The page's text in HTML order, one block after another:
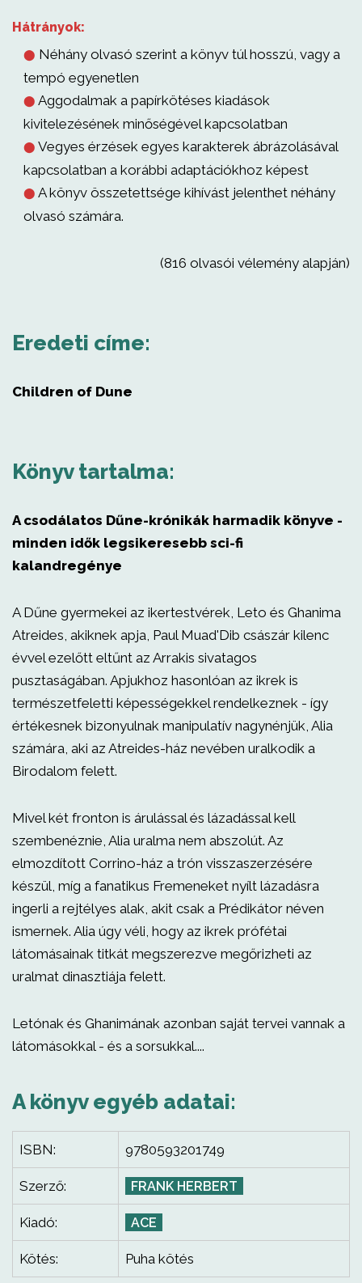
Hátrányok:
⬤ Néhány olvasó szerint a könyv túl hosszú, vagy a
tempó egyenetlen
⬤ Aggodalmak a papírkötéses kiadások
kivitelezésének minőségével kapcsolatban
⬤ Vegyes érzések egyes karakterek ábrázolásával
kapcsolatban a korábbi adaptációkhoz képest
⬤ A könyv összetettsége kihívást jelenthet néhány
olvasó számára.
(816 olvasói vélemény alapján)
Eredeti címe:
Children of Dune
Könyv tartalma:
A csodálatos Dűne-krónikák harmadik könyve -
minden idők legsikeresebb sci-fi
kalandregénye
A Dűne gyermekei az ikertestvérek, Leto és Ghanima
Atreides, akiknek apja, Paul Muad'Dib császár kilenc
évvel ezelőtt eltűnt az Arrakis sivatagos
pusztaságában. Apjukhoz hasonlóan az ikrek is
természetfeletti képességekkel rendelkeznek - így
értékesnek bizonyulnak manipulatív nagynénjük, Alia
számára, aki az Atreides-ház nevében uralkodik a
Birodalom felett.
Mivel két fronton is árulással és lázadással kell
szembenéznie, Alia uralma nem abszolút. Az
elmozdított Corrino-ház a trón visszaszerzésére
készül, míg a fanatikus Fremeneket nyílt lázadásra
ingerli a rejtélyes alak, akit csak a Prédikátor néven
ismernek. Alia úgy véli, hogy az ikrek prófétai
látomásainak titkát megszerezve megőrizheti az
uralmat dinasztiája felett.
Letónak és Ghanimának azonban saját tervei vannak a
látomásokkal - és a sorsukkal....
A könyv egyéb adatai:
ISBN: 9780593201749
Szerző: FRANK HERBERT
Kiadó: ACE
Kötés: Puha kötés